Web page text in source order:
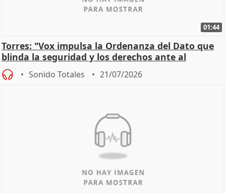
01:44
Torres: "Vox impulsa la Ordenanza del Dato que
blinda la seguridad y los derechos ante al
control"
Sonido Totales 21/07/2026